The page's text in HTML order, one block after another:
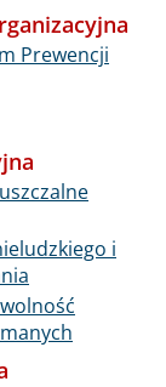
Prewencji
i